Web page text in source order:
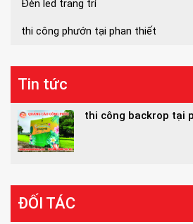
Đèn led trang trí
thi công phướn tại phan thiết
Tin tức
thi công backrop tại
ĐỐI TÁC